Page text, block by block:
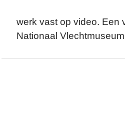
werk vast op video. Een
Nationaal